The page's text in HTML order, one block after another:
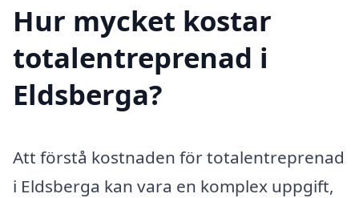
Hur mycket kostar
totalentreprenad i
Eldsberga?
Att förstå kostnaden för totalentreprenad
i Eldsberga kan vara en komplex uppgift,